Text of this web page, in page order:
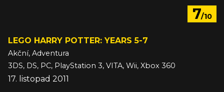
7/10
LEGO HARRY POTTER: YEARS 5-7
Akční, Adventura
3DS, DS, PC, PlayStation 3, VITA, Wii, Xbox 360
17. listopad 2011